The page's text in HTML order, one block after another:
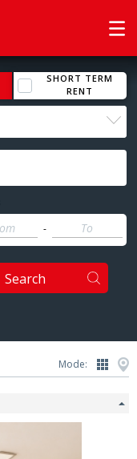
SHORT TERM
RENT
-
Search
Mode: